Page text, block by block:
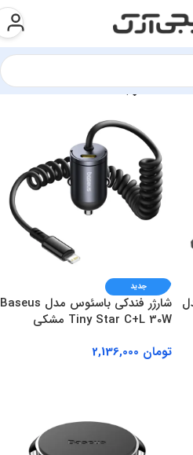
Show
جدید
شارژر فندکی باسئوس مدل Baseus
Tiny Star C+L 30W مشکی
تومان